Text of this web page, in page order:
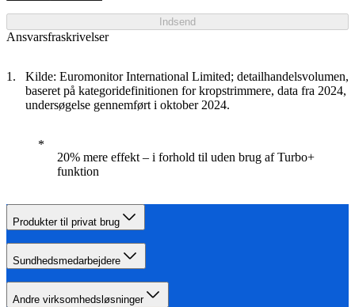
Indsend
Ansvarsfraskrivelser
Kilde: Euromonitor International Limited; detailhandelsvolumen,
baseret på kategoridefinitionen for kropstrimmere, data fra 2024,
undersøgelse gennemført i oktober 2024.
20% mere effekt – i forhold til uden brug af Turbo+
funktion
Produkter til privat brug
Sundhedsmedarbejdere
Andre virksomhedsløsninger